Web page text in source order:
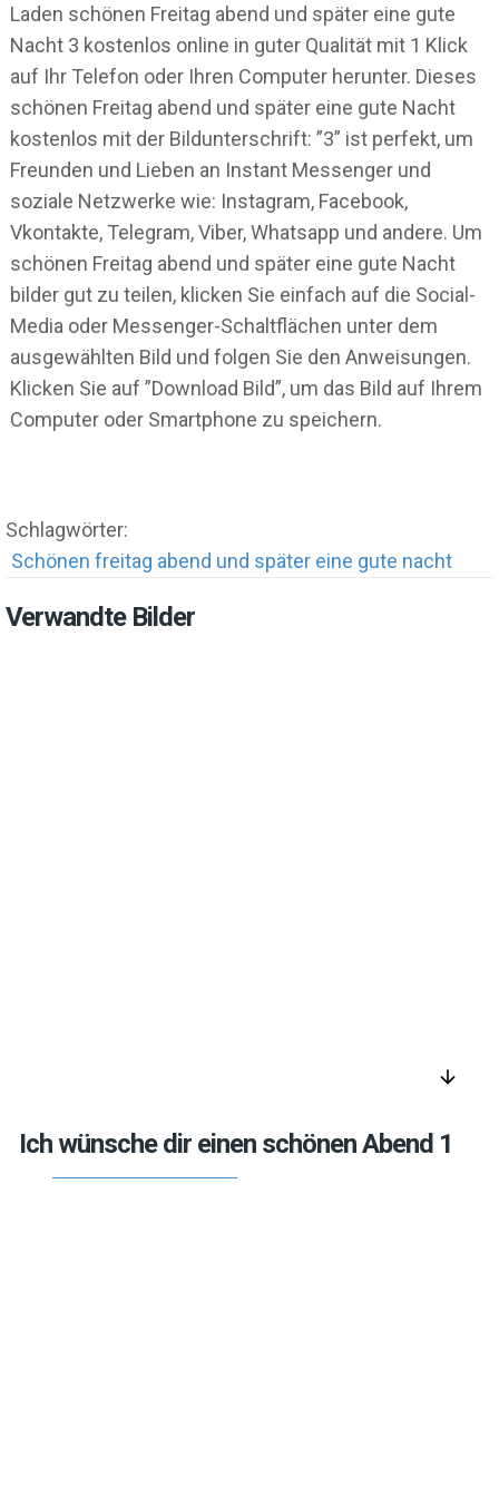
Laden schönen Freitag abend und später eine gute
Nacht 3 kostenlos online in guter Qualität mit 1 Klick
auf Ihr Telefon oder Ihren Computer herunter. Dieses
schönen Freitag abend und später eine gute Nacht
kostenlos mit der Bildunterschrift: ”3” ist perfekt, um
Freunden und Lieben an Instant Messenger und
soziale Netzwerke wie: Instagram, Facebook,
Vkontakte, Telegram, Viber, Whatsapp und andere. Um
schönen Freitag abend und später eine gute Nacht
bilder gut zu teilen, klicken Sie einfach auf die Social-
Media oder Messenger-Schaltflächen unter dem
ausgewählten Bild und folgen Sie den Anweisungen.
Klicken Sie auf ”Download Bild”, um das Bild auf Ihrem
Computer oder Smartphone zu speichern.
Schlagwörter:
Schönen freitag abend und später eine gute nacht
Verwandte Bilder
arrow_downward
Ich wünsche dir einen schönen Abend 1